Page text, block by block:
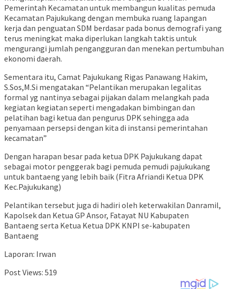
Pemerintah Kecamatan untuk membangun kualitas pemuda
Kecamatan Pajukukang dengan membuka ruang lapangan
kerja dan penguatan SDM berdasar pada bonus demografi yang
terus meningkat maka diperlukan langkah taktis untuk
mengurangi jumlah pengangguran dan menekan pertumbuhan
ekonomi daerah.
Sementara itu, Camat Pajukukang Rigas Panawang Hakim,
S.Sos,M.Si mengatakan “Pelantikan merupakan legalitas
formal yg nantinya sebagai pijakan dalam melangkah pada
kegiatan kegiatan seperti mengadakan bimbingan dan
pelatihan bagi ketua dan pengurus DPK sehingga ada
penyamaan persepsi dengan kita di instansi pemerintahan
kecamatan”
Dengan harapan besar pada ketua DPK Pajukukang dapat
sebagai motor penggerak bagi pemuda pemudi pajukukang
untuk bantaeng yang lebih baik (Fitra Afriandi Ketua DPK
Kec.Pajukukang)
Pelantikan tersebut juga di hadiri oleh keterwakilan Danramil,
Kapolsek dan Ketua GP Ansor, Fatayat NU Kabupaten
Bantaeng serta Ketua Ketua DPK KNPI se-kabupaten
Bantaeng
Laporan: Irwan
Post Views: 519